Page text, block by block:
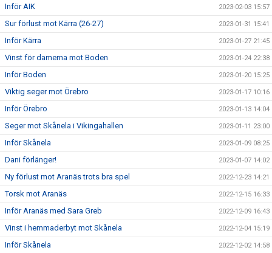
Inför AIK 2023-02-03 15:57
Sur förlust mot Kärra (26-27) 2023-01-31 15:41
Inför Kärra 2023-01-27 21:45
Vinst för damerna mot Boden 2023-01-24 22:38
Inför Boden 2023-01-20 15:25
Viktig seger mot Örebro 2023-01-17 10:16
Inför Örebro 2023-01-13 14:04
Seger mot Skånela i Vikingahallen 2023-01-11 23:00
Inför Skånela 2023-01-09 08:25
Dani förlänger! 2023-01-07 14:02
Ny förlust mot Aranäs trots bra spel 2022-12-23 14:21
Torsk mot Aranäs 2022-12-15 16:33
Inför Aranäs med Sara Greb 2022-12-09 16:43
Vinst i hemmaderbyt mot Skånela 2022-12-04 15:19
Inför Skånela 2022-12-02 14:58